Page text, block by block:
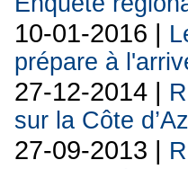
10-01-2016 |
prépare à
27-12-2014 |
sur la Côte
27-09-2013 |